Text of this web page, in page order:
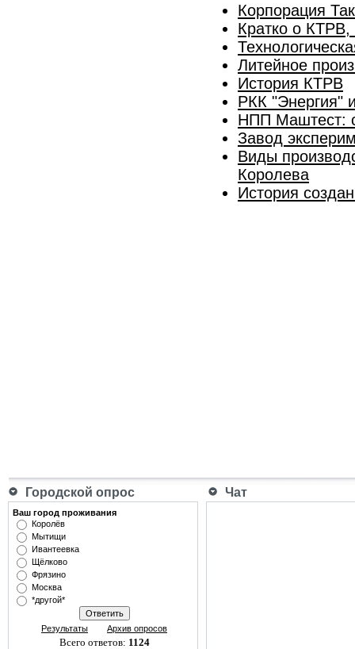
Корпорация
Кратко о
Литейное
История КТРВ
РКК "Энергия"
НПП Маштест:
Завод
Виды
Королева
История
Городской опрос Чат
Ваш город проживания
Королёв
Мытищи
Ивантеевка
Щёлково
Фрязино
Москва
*другой*
Результаты Архив опросов
Всего ответов: 1124